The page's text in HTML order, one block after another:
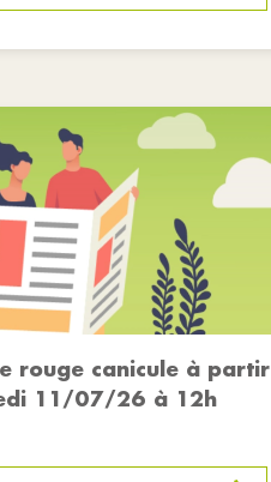
rouge canicule à partir
11/07/26 à 12h